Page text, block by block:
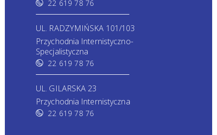
22 619 78 76
UL. RADZYMIŃSKA 101/103
Przychodnia Internistyczno-
Specjalistyczna
22 619 78 76
UL. GILARSKA 23
Przychodnia Internistyczna
22 619 78 76